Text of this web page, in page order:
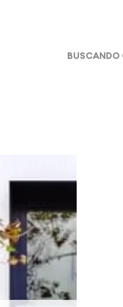
BUSCANDO